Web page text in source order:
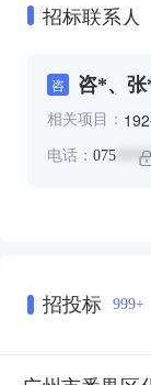
招标联系人
咨
咨*、
相关项目： 192
电话： 075
招投标 999+